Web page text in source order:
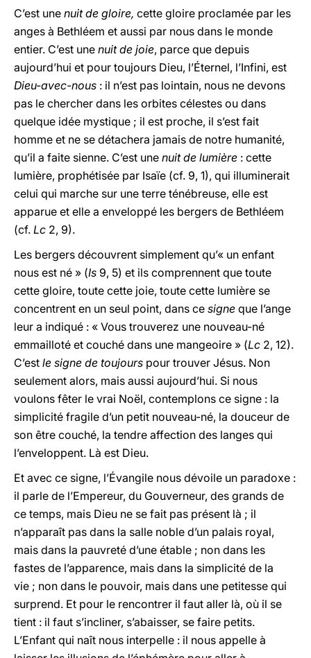
C’est une nuit de gloire, cette gloire proclamée par les
anges à Bethléem et aussi par nous dans le monde
entier. C’est une nuit de joie, parce que depuis
aujourd’hui et pour toujours Dieu, l’Éternel, l’Infini, est
Dieu-avec-nous : il n’est pas lointain, nous ne devons
pas le chercher dans les orbites célestes ou dans
quelque idée mystique ; il est proche, il s’est fait
homme et ne se détachera jamais de notre humanité,
qu’il a faite sienne. C’est une nuit de lumière : cette
lumière, prophétisée par Isaïe (cf. 9, 1), qui illuminerait
celui qui marche sur une terre ténébreuse, elle est
apparue et elle a enveloppé les bergers de Bethléem
(cf. Lc 2, 9).
Les bergers découvrent simplement qu’« un enfant
nous est né » (Is 9, 5) et ils comprennent que toute
cette gloire, toute cette joie, toute cette lumière se
concentrent en un seul point, dans ce signe que l’ange
leur a indiqué : « Vous trouverez une nouveau-né
emmailloté et couché dans une mangeoire » (Lc 2, 12).
C’est le signe de toujours pour trouver Jésus. Non
seulement alors, mais aussi aujourd’hui. Si nous
voulons fêter le vrai Noël, contemplons ce signe : la
simplicité fragile d’un petit nouveau-né, la douceur de
son être couché, la tendre affection des langes qui
l’enveloppent. Là est Dieu.
Et avec ce signe, l’Évangile nous dévoile un paradoxe :
il parle de l’Empereur, du Gouverneur, des grands de
ce temps, mais Dieu ne se fait pas présent là ; il
n’apparaît pas dans la salle noble d’un palais royal,
mais dans la pauvreté d’une étable ; non dans les
fastes de l’apparence, mais dans la simplicité de la
vie ; non dans le pouvoir, mais dans une petitesse qui
surprend. Et pour le rencontrer il faut aller là, où il se
tient : il faut s’incliner, s’abaisser, se faire petits.
L’Enfant qui naît nous interpelle : il nous appelle à